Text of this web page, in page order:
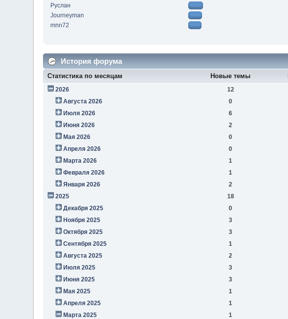
Руслан
Journeyman
mnn72
История форума
Статистика по месяцам Новые темы
2026 12
Августа 2026
0
Июля 2026
6
Июня 2026
2
Мая 2026
0
Апреля 2026
0
Марта 2026
1
Февраля 2026
1
Января 2026
2
2025
18
Декабря 2025
0
Ноября 2025
3
Октября 2025
3
Сентября 2025
1
Августа 2025
2
Июля 2025
3
Июня 2025
3
Мая 2025
1
Апреля 2025
1
Марта 2025
1